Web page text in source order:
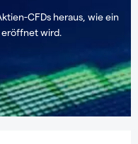
CFDs heraus, wie ein
eröffnet wird.